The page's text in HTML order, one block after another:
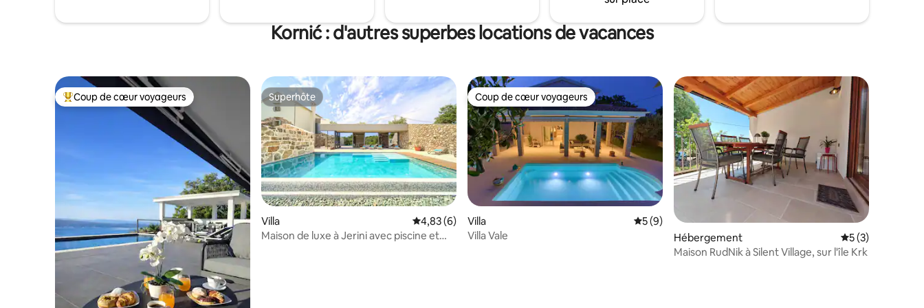
avec des légumes de saison sont à votre
disposition.
Kornić : d'autres superbes locations de vacances
Coups de cœur voyageurs les plus appréciés
Coup de cœur voyageurs Superhôte
Superhôte
Villa Évaluation moyenne sur la base de 6 commentaires : 4,83 sur 5
4,83 (6)
Maison de luxe à Jerini avec piscine et
Coup de cœur voyageurs
Coup de cœur voyageurs
Villa Évaluation moyenne sur la base de 9 commentaires : 5 sur 5
5 (9)
Villa Vale
Hébergement Évaluation
5 (3)
Maison RudNik à Silent Village, sur l'île Krk